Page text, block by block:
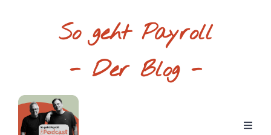
So geht Payroll
- Der Blog -